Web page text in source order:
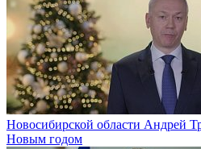
Новосибирской области Андрей
Новым годом